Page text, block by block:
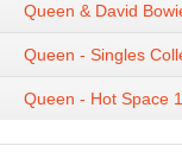
Queen & David
Queen - Singles
Queen - Hot Space